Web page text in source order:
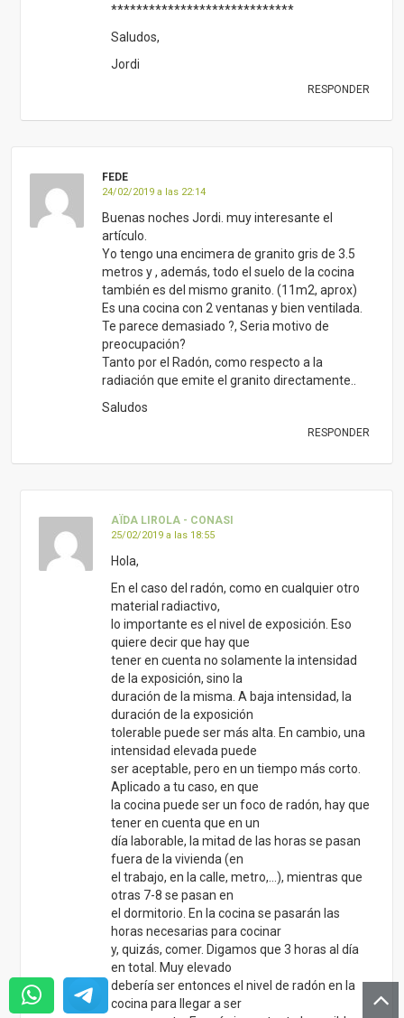
*****************************
Saludos,
Jordi
RESPONDER
FEDE
24/02/2019 a las 22:14
Buenas noches Jordi. muy interesante el
artículo.
Yo tengo una encimera de granito gris de 3.5
metros y , además, todo el suelo de la cocina
también es del mismo granito. (11m2, aprox)
Es una cocina con 2 ventanas y bien ventilada.
Te parece demasiado ?, Seria motivo de
preocupación?
Tanto por el Radón, como respecto a la
radiación que emite el granito directamente..
Saludos
RESPONDER
AÏDA LIROLA - CONASI
25/02/2019 a las 18:55
Hola,
En el caso del radón, como en cualquier otro
material radiactivo,
lo importante es el nivel de exposición. Eso
quiere decir que hay que
tener en cuenta no solamente la intensidad
de la exposición, sino la
duración de la misma. A baja intensidad, la
duración de la exposición
tolerable puede ser más alta. En cambio, una
intensidad elevada puede
ser aceptable, pero en un tiempo más corto.
Aplicado a tu caso, en que
la cocina puede ser un foco de radón, hay que
tener en cuenta que en un
día laborable, la mitad de las horas se pasan
fuera de la vivienda (en
el trabajo, en la calle, metro,…), mientras que
otras 7-8 se pasan en
el dormitorio. En la cocina se pasarán las
horas necesarias para cocinar
y, quizás, comer. Digamos que 3 horas al día
en total. Muy elevado
debería ser entonces el nivel de radón en la
cocina para llegar a ser